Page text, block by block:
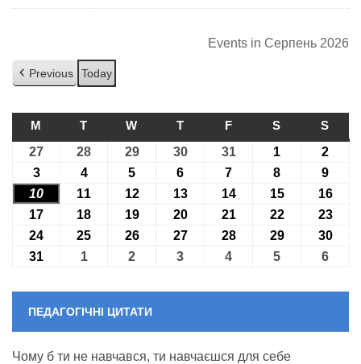
Events in Серпень 2026
Previous Today
M ПОНЕДІЛОК
T ВІВТОРОК
W СЕРЕДА
TЧЕТВЕР
FП’ЯТНИЦЯ
S СУБОТА
S
27 27.07.2026
28 28.07.2026
2929.07.2026
3030.07.2026
3131.07.2026
1 01.08.2026
2
303.08.2026
404.08.2026
5 05.08.2026
6 06.08.2026
7 07.08.2026
8 08.08.2026
9
10 10.08.2026
11 11.08.2026
1212.08.2026
1313.08.2026
1414.08.2026
1515.08.2026
16
17 17.08.2026
18 18.08.2026
1919.08.2026
2020.08.2026
2121.08.2026
2222.08.2026
23
24 24.08.2026
25 25.08.2026
2626.08.2026
2727.08.2026
2828.08.2026
2929.08.2026
30
31 31.08.2026
101.09.2026
2 02.09.2026
3 03.09.2026
4 04.09.2026
5 05.09.2026
6
ПЕДАГОГІЧНІ ЦИТАТИ
Чому б ти не навчався, ти навчаєшся для себе